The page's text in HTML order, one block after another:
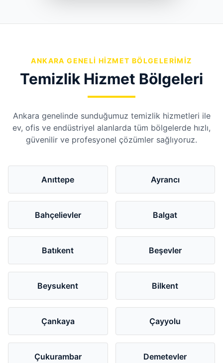
ANKARA GENELI HIZMET BÖLGELERIMIZ
Temizlik Hizmet Bölgeleri
Ankara genelinde sunduğumuz temizlik hizmetleri ile
ev, ofis ve endüstriyel alanlarda tüm bölgelerde hızlı,
güvenilir ve profesyonel çözümler sağlıyoruz.
Anıttepe Ayrancı
Bahçelievler Balgat
Batıkent Beşevler
Beysukent Bilkent
Çankaya Çayyolu
Çukurambar Demetevler